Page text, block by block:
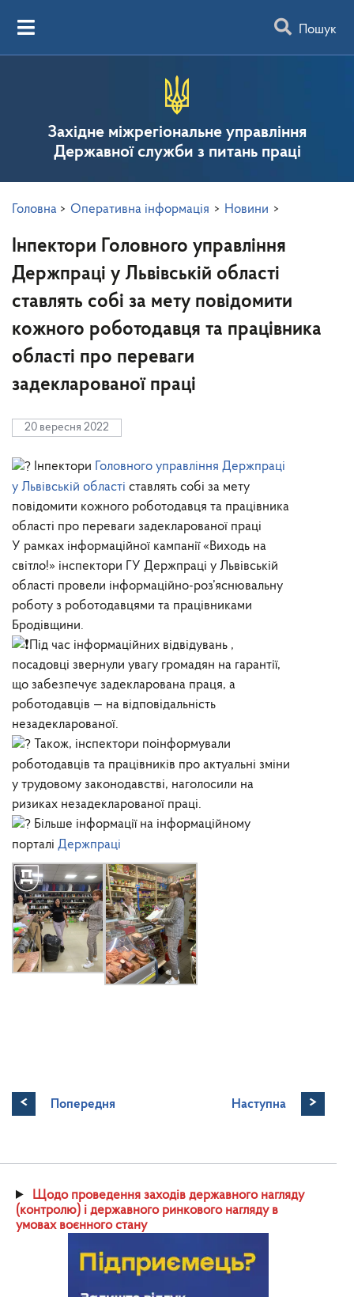
Пошук
Західне міжрегіональне управління
Державної служби з питань праці
Головна > Оперативна інформація > Новини >
Інпектори Головного управління
Держпраці у Львівській області
ставлять собі за мету повідомити
кожного роботодавця та працівника
області про переваги
задекларованої праці
20 вересня 2022
Інпектори Головного управління Держпраці
у Львівській області ставлять собі за мету
повідомити кожного роботодавця та працівника
області про переваги задекларованої праці
У рамках інформаційної кампанії «Виходь на
світло!» інспектори ГУ Держпраці у Львівській
області провели інформаційно-роз’яснювальну
роботу з роботодавцями та працівниками
Бродівщини.
Під час інформаційних відвідувань ,
посадовці звернули увагу громадян на гарантії,
що забезпечує задекларована праця, а
роботодавців — на відповідальність
незадекларованої.
Також, інспектори поінформували
роботодавців та працівників про актуальні зміни
у трудовому законодавстві, наголосили на
ризиках незадекларованої праці.
Більше інформації на інформаційному
порталі Держпраці
< Попередня Наступна >
Щодо проведення заходів державного нагляду
(контролю) і державного ринкового нагляду в
умовах воєнного стану